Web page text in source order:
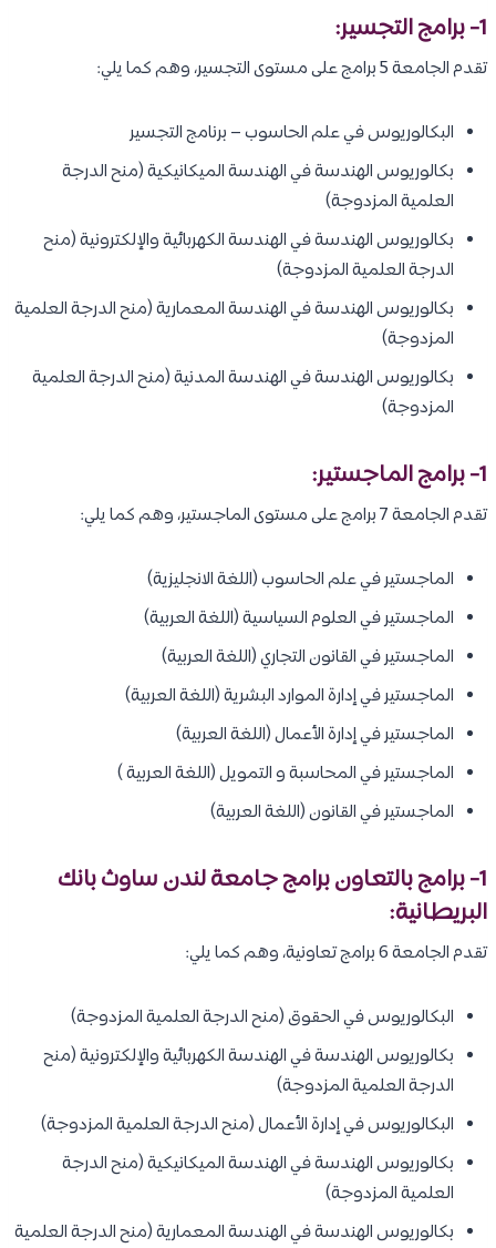
1- برامج التجسير:
تقدم الجامعة 5 برامج على مستوى التجسير، وهم كما يلي:
البكالوريوس في علم الحاسوب – برنامج التجسير
بكالوريوس الهندسة في الهندسة الميكانيكية (منح الدرجة
العلمية المزدوجة)
بكالوريوس الهندسة في الهندسة الكهربائية والإلكترونية (منح
الدرجة العلمية المزدوجة)
بكالوريوس الهندسة في الهندسة المعمارية (منح الدرجة العلمية
المزدوجة)
بكالوريوس الهندسة في الهندسة المدنية (منح الدرجة العلمية
المزدوجة)
1- برامج الماجستير:
تقدم الجامعة 7 برامج على مستوى الماجستير، وهم كما يلي:
الماجستير في علم الحاسوب (اللغة الانجليزية)
الماجستير في العلوم السياسية (اللغة العربية)
الماجستير في القانون التجاري (اللغة العربية)
الماجستير في إدارة الموارد البشرية (اللغة العربية)
الماجستير في إدارة الأعمال (اللغة العربية)
الماجستير في المحاسبة و التمويل (اللغة العربية )
الماجستير في القانون (اللغة العربية)
1- برامج بالتعاون برامج جامعة لندن ساوث بانك
البريطانية:
تقدم الجامعة 6 برامج تعاونية، وهم كما يلي:
البكالوريوس في الحقوق (منح الدرجة العلمية المزدوجة)
بكالوريوس الهندسة في الهندسة الكهربائية والإلكترونية (منح
الدرجة العلمية المزدوجة)
البكالوريوس في إدارة الأعمال (منح الدرجة العلمية المزدوجة)
بكالوريوس الهندسة في الهندسة الميكانيكية (منح الدرجة
العلمية المزدوجة)
بكالوريوس الهندسة في الهندسة المعمارية (منح الدرجة العلمية